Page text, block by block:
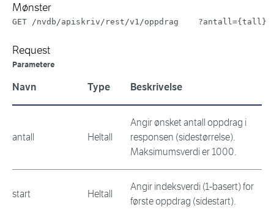
Mønster
GET /nvdb/apiskriv/rest/v1/oppdrag
Request
Parametere
Navn Type Beskrivelse
antall Heltall
Angir ønsket antall oppdrag i
responsen (sidestørrelse).
Maksimumsverdi er 1000.
start Heltall
Angir indeksverdi (1-basert) for
første oppdrag (sidestart).